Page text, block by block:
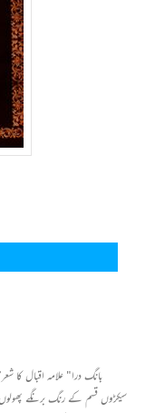
سیکڑوں قسم کے رنگ برنگے پھولوں